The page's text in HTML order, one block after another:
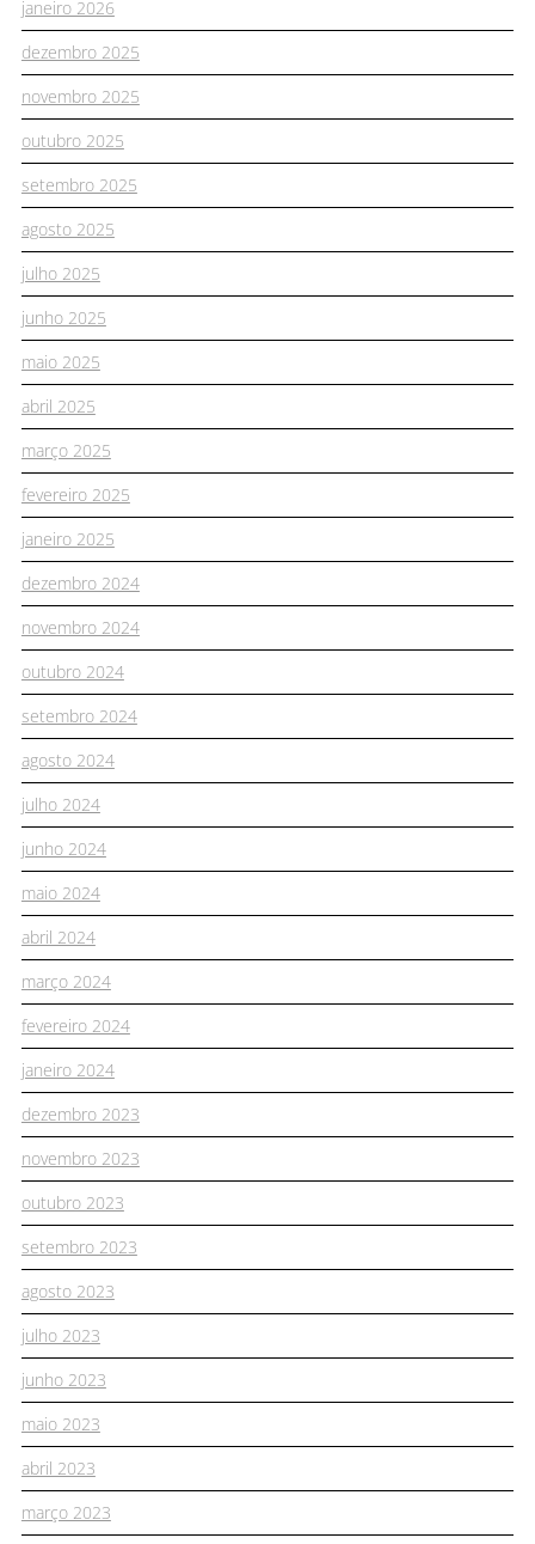
janeiro 2026
dezembro 2025
novembro 2025
outubro 2025
setembro 2025
agosto 2025
julho 2025
junho 2025
maio 2025
abril 2025
março 2025
fevereiro 2025
janeiro 2025
dezembro 2024
novembro 2024
outubro 2024
setembro 2024
agosto 2024
julho 2024
junho 2024
maio 2024
abril 2024
março 2024
fevereiro 2024
janeiro 2024
dezembro 2023
novembro 2023
outubro 2023
setembro 2023
agosto 2023
julho 2023
junho 2023
maio 2023
abril 2023
março 2023